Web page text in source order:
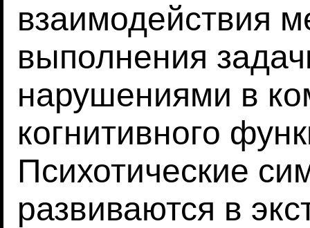
взаимодействия
выполнения
нарушениями в
когнитивного
Психотические
развиваются в